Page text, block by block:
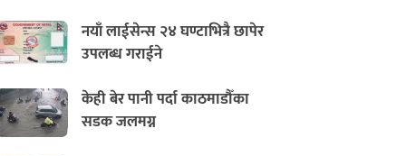
नयाँ लाईसेन्स २४ घण्टाभित्रै छापेर
उपलब्ध गराईने
केही बेर पानी पर्दा काठमाडौँका
सडक जलमग्न